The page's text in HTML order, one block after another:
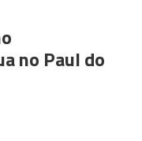
no Paul do